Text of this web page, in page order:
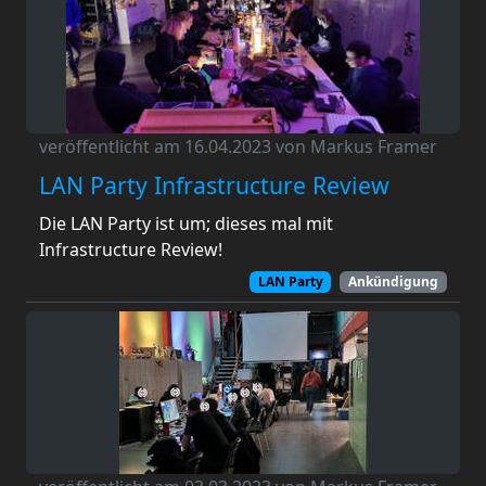
veröffentlicht am 16.04.2023 von Markus Framer
LAN Party Infrastructure Review
Die LAN Party ist um; dieses mal mit
Infrastructure Review!
LAN Party Ankündigung